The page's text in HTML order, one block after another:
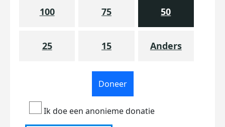
100 75 50
25 15 Anders
Doneer
Ik doe een anonieme donatie